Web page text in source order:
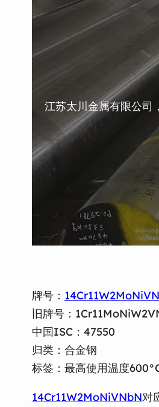
江苏太川金属有限公司
牌号：
旧牌号：
中国ISC：47550
归类：合金钢
标签：最高使用温度
14Cr11W2MoNiVNbN对